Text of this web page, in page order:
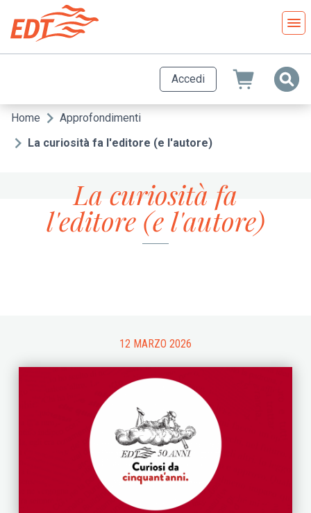
contenuto
principale
Accedi
Briciole
di
Home
Approfondimenti
La curiosità fa l'editore (e l'autore)
La curiosità fa
l'editore (e l'autore)
12 MARZO 2026